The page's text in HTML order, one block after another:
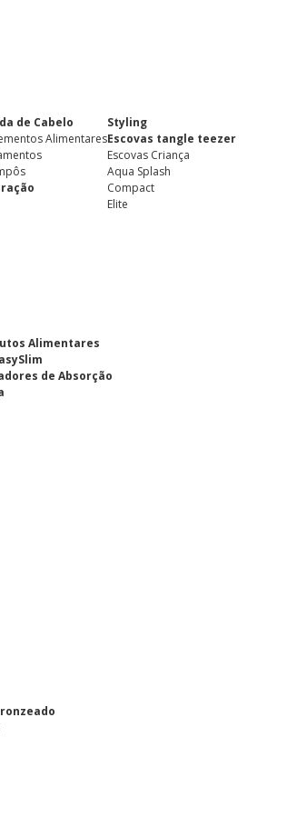
de Cabelo
Alimentares
Styling
Escovas tangle teezer
Escovas Criança
Aqua Splash
Compact
Elite
Alimentares
de Absorção